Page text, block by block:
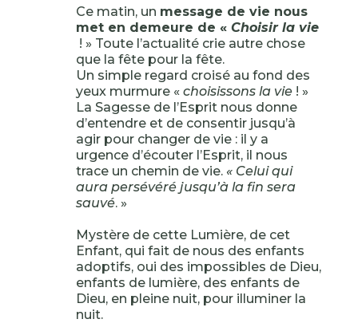
Ce matin, un message de vie nous
met en demeure de « Choisir la vie
! » Toute l’actualité crie autre chose
que la fête pour la fête.
Un simple regard croisé au fond des
yeux murmure « choisissons la vie! »
La Sagesse de l’Esprit nous donne
d’entendre et de consentir jusqu’à
agir pour changer de vie : il y a
urgence d’écouter l’Esprit, il nous
trace un chemin de vie. « Celui qui
aura persévéré jusqu’à la fin sera
sauvé. »
Mystère de cette Lumière, de cet
Enfant, qui fait de nous des enfants
adoptifs, oui des impossibles de Dieu,
enfants de lumière, des enfants de
Dieu, en pleine nuit, pour illuminer la
nuit.